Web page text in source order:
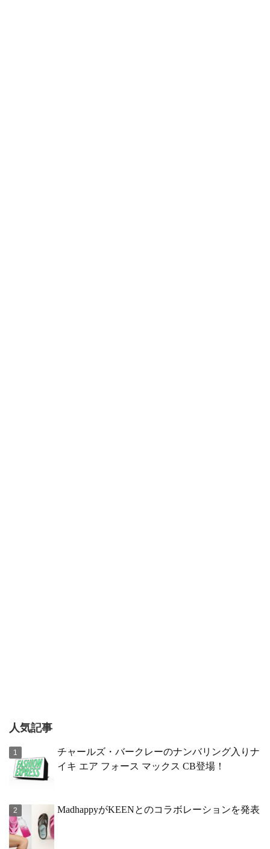
人気記事
チャールズ・バークレーのナンバリング入りナ
イキ エア フォース マックス CB登場！
MadhappyがKEENとのコラボレーションを発表